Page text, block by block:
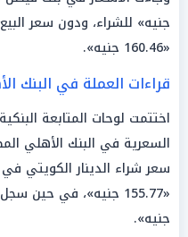
جنيه» للشراء، ودون سعر
«160.46 جنيه».
قراءات العملة في البنك
اختتمت لوحات المتابعة
السعرية في البنك الأهلي
سعر شراء الدينار الكويتي
جنيه».